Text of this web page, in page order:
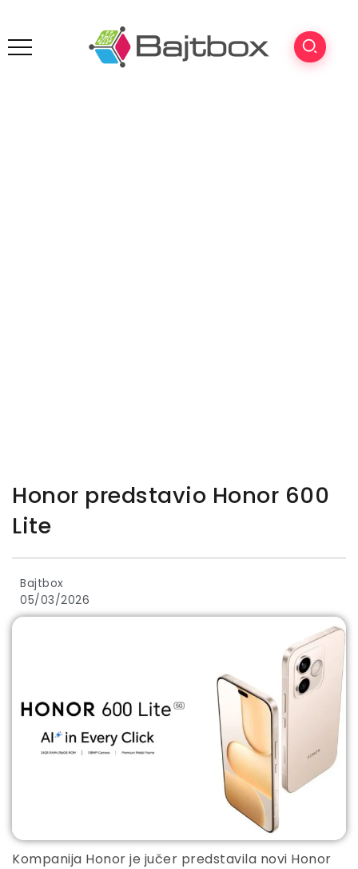
Honor predstavio Honor 600
Lite
Bajtbox
05/03/2026
Kompanija Honor je jučer predstavila novi Honor